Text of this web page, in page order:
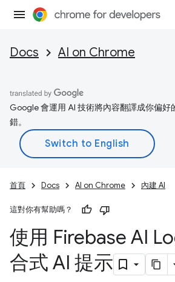
Docs AI on Chrome
Google 會運用 AI 技術將內容翻譯成你偏好
錯。
首頁 Docs AI on Chrome 內建 AI
這對你有幫助嗎？
使用 Firebase AI
合式 AI 提示